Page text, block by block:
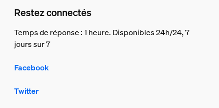
Restez connectés
Temps de réponse : 1 heure. Disponibles 24h/24, 7
jours sur 7
Facebook
Twitter